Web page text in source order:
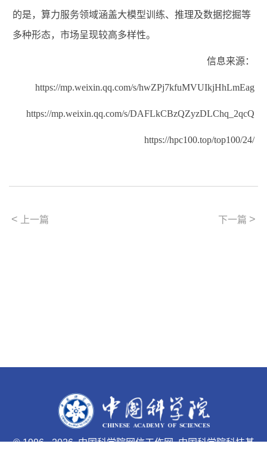
的是，算力服务领域涵盖大模型训练、推理及数据挖掘等
多种形态，市场呈现较高多样性。
信息来源：
https://mp.weixin.qq.com/s/hwZPj7kfuMVUIkjHhLmEag
https://mp.weixin.qq.com/s/DAFLkCBzQZyzDLChq_2qcQ
https://hpc100.top/top100/24/
< 上一篇 下一篇 >
© 1996 -2026 中国科学院网信工作网 中国科学院科技基